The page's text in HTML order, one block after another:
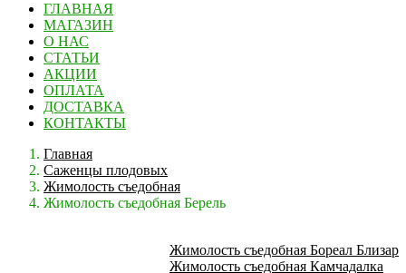
ГЛАВНАЯ
МАГАЗИН
О НАС
СТАТЬИ
АКЦИИ
ОПЛАТА
ДОСТАВКА
КОНТАКТЫ
Главная
Саженцы плодовых
Жимолость съедобная
Жимолость съедобная Берель
Жимолость съедобная Бореал Близар
Жимолость съедобная Камчадалка